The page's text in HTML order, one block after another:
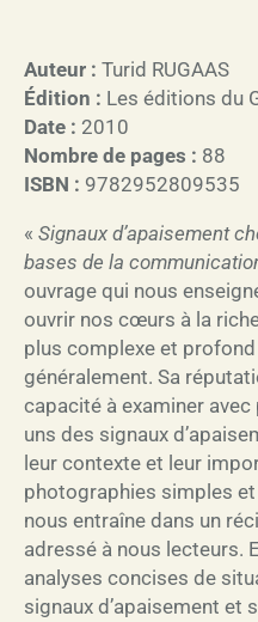
Auteur : Turid RUGAAS
Édition : Les éditions du
Date : 2010
Nombre de pages : 88
ISBN : 9782952809535
« Signaux d’apaisement
bases de la
ouvrage qui nous
ouvrir nos cœurs à la
plus complexe et profond
généralement. Sa
capacité à examiner
uns des signaux
leur contexte et leur
photographies simples
nous entraîne dans un
adressé à nous lecteurs.
analyses concises de
signaux d’apaisement et